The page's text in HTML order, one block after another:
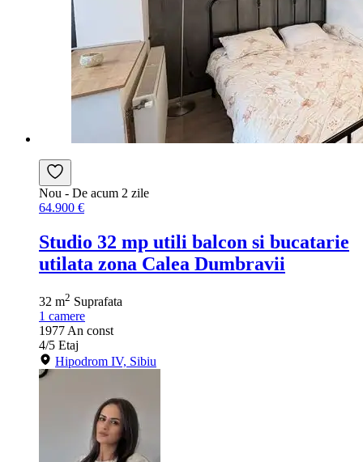
Nou - De acum 2 zile
64.900 €
Studio 32 mp utili balcon si bucatarie
utilata zona Calea Dumbravii
32 m2 Suprafata
1 camere
1977 An const
4/5 Etaj
Hipodrom IV, Sibiu